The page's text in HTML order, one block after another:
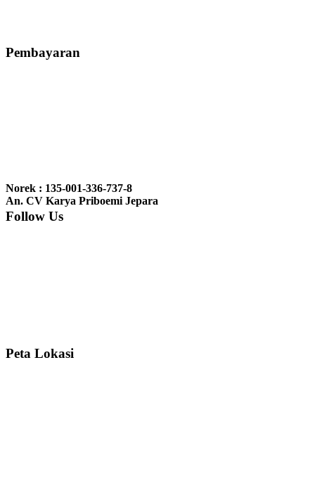
bale2 dan kursi teras saya sudah saya terima dan p...
nyesel deh beli geby...
Pembayaran
Norek : 135-001-336-737-8
An. CV Karya Priboemi Jepara
Follow Us
Peta Lokasi